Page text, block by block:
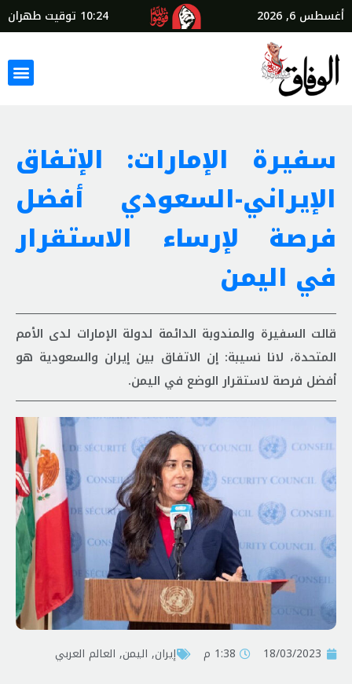
أغسطس 6, 2026 10:24 توقيت طهران
سفيرة الإمارات: الإتفاق
الإيراني-السعودي أفضل
فرصة لإرساء الاستقرار
في اليمن
قالت السفيرة والمندوبة الدائمة لدولة الإمارات لدى الأمم
المتحدة، لانا نسيبة: إن الاتفاق بين إيران والسعودية هو
أفضل فرصة لاستقرار الوضع في اليمن.
18/03/2023 1:38 م إيران, اليمن, العالم العربي